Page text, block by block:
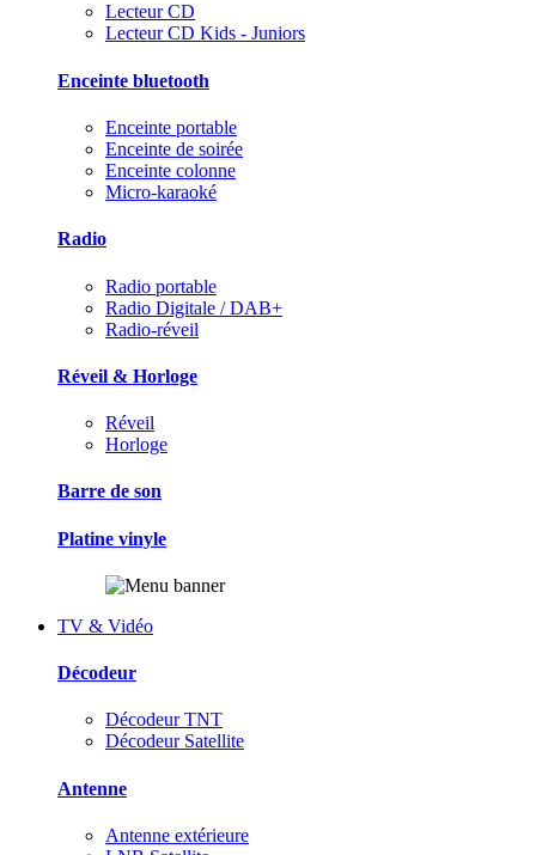
Lecteur CD
Lecteur CD Kids - Juniors
Enceinte bluetooth
Enceinte portable
Enceinte de soirée
Enceinte colonne
Micro-karaoké
Radio
Radio portable
Radio Digitale / DAB+
Radio-réveil
Réveil & Horloge
Réveil
Horloge
Barre de son
Platine vinyle
TV & Vidéo
Décodeur
Décodeur TNT
Décodeur Satellite
Antenne
Antenne extérieure